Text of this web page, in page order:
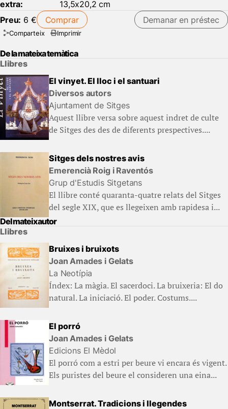
extra:
13,5x20,2 cm
Preu: 6 € Comprar Demanar en préstec
Comparteix Imprimir
De la mateixa temàtica
Llibres
El vinyet. El lloc i el santuari
Diversos autors
Ajuntament de Sitges
Aquest llibre versa sobre aquest indret de culte
de Sitges des des de diferents prespectives....
Sitges dels nostres avis
Emerencià Roig i Raventós
Grup d'Estudis Sitgetans
El llibre conté quaranta-quatre relats del Sitges
del segle XIX, que es llegeixen amb rapidesa i...
Del mateix autor
Llibres
Bruixes i bruixots
Joan Amades i Gelats
La Neotípia
Índex: La màgia. El sacerdoci. La bruixeria: El do
natural. La iniciació. El poder. Costums....
El porró
Joan Amades i Gelats
Edicions El Mèdol
El porró com a estri per beure vi encara és vigent.
Els puristes del beure el consideren una eina...
Montserrat. Tradicions i llegendes